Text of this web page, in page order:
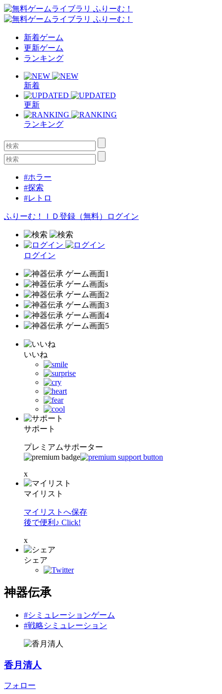
新着ゲーム
更新ゲーム
ランキング
新着
更新
ランキング
#ホラー
#探索
#レトロ
ふりーむ！ＩＤ登録（無料） ログイン
ログイン
いいね
サポート
プレミアムサポーター
x
マイリスト
マイリストへ保存
後で便利♪ Click!
x
シェア
神器伝承
#シミュレーションゲーム
#戦略シミュレーション
香月清人
フォロー